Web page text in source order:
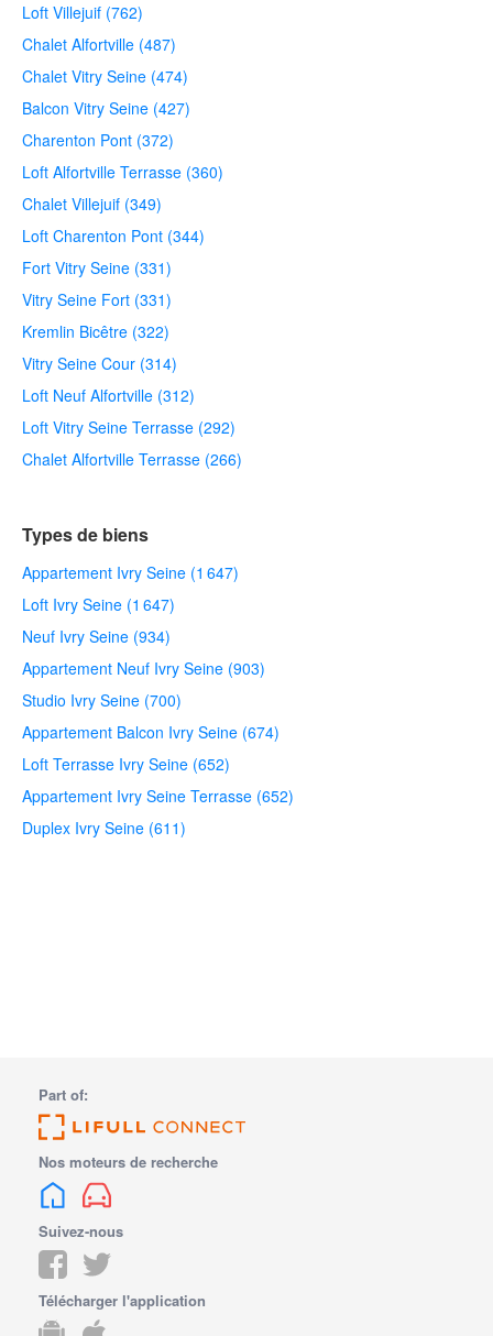
Loft Villejuif (762)
Chalet Alfortville (487)
Chalet Vitry Seine (474)
Balcon Vitry Seine (427)
Charenton Pont (372)
Loft Alfortville Terrasse (360)
Chalet Villejuif (349)
Loft Charenton Pont (344)
Fort Vitry Seine (331)
Vitry Seine Fort (331)
Kremlin Bicêtre (322)
Vitry Seine Cour (314)
Loft Neuf Alfortville (312)
Loft Vitry Seine Terrasse (292)
Chalet Alfortville Terrasse (266)
Types de biens
Appartement Ivry Seine (1 647)
Loft Ivry Seine (1 647)
Neuf Ivry Seine (934)
Appartement Neuf Ivry Seine (903)
Studio Ivry Seine (700)
Appartement Balcon Ivry Seine (674)
Loft Terrasse Ivry Seine (652)
Appartement Ivry Seine Terrasse (652)
Duplex Ivry Seine (611)
Part of:
Nos moteurs de recherche
Suivez-nous
Télécharger l'application